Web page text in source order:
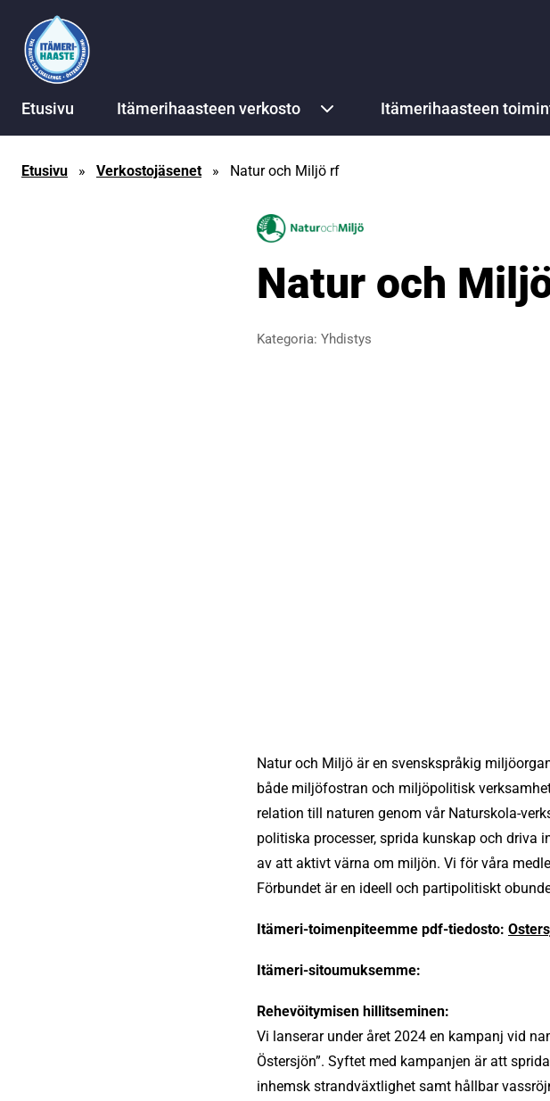
Siirry sisältöön
Etusivu Itämerihaasteen verkosto Itämerihaasteen
Etusivu » Verkostojäsenet » Natur och Miljö rf
Natur och
Kategoria: Yhdistys
Natur och Miljö är en svenskspråkig
både miljöfostran och miljöpolitisk
relation till naturen genom vår Naturskola-
politiska processer, sprida kunskap och driva
av att aktivt värna om miljön. Vi för våra
Förbundet är en ideell och partipolitiskt
Itämeri-toimenpiteemme pdf-tiedosto:
Itämeri-sitoumuksemme:
Rehevöitymisen hillitseminen:
Vi lanserar under året 2024 en kampanj vid
Östersjön”. Syftet med kampanjen är att
inhemsk strandväxtlighet samt hållbar